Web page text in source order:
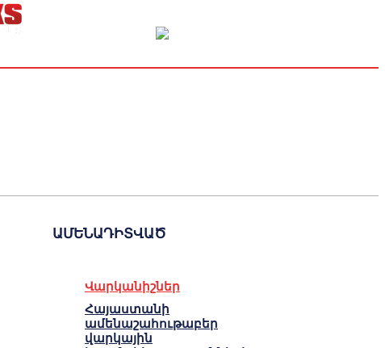
ԱՄԵՆԱԴԻՏՎԱԾ
Վարկանիշներ
Հայաստանի
ամենաշահութաբեր
վարկային